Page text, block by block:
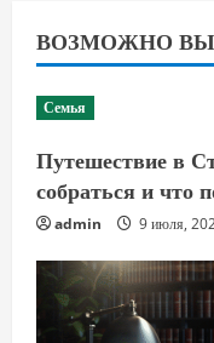
ВОЗМОЖНО
Семья
Путешествие в
собраться и что
admin 9 июля,